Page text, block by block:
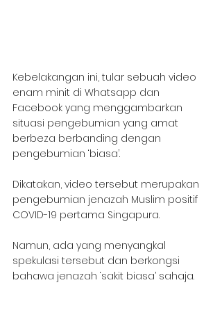
Kebelakangan ini, tular sebuah video
enam minit di Whatsapp dan
Facebook yang menggambarkan
situasi pengebumian yang amat
berbeza berbanding dengan
pengebumian ‘biasa’.
Dikatakan, video tersebut merupakan
pengebumian jenazah Muslim positif
COVID-19 pertama Singapura.
Namun, ada yang menyangkal
spekulasi tersebut dan berkongsi
bahawa jenazah ‘sakit biasa’ sahaja.